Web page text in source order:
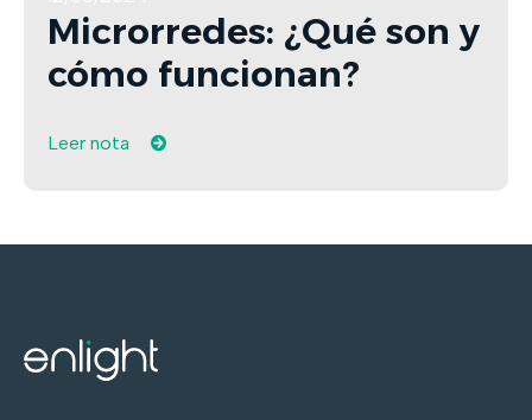
Microrredes: ¿Qué son y
cómo funcionan?
Leer nota